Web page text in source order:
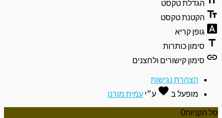
הגדלת טקסט
הקטנת טקסט
גופן קריא
סימון כותרות
סימון קישורים ולחצנים
הצהרת נגישות
מופעל בfavoriteאהבה
ע״יעמית מורנו
הקניות0